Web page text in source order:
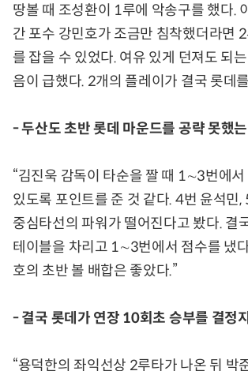
땅볼 때 조성환이 1루에 악송구를 했다.
간 포수 강민호가 조금만 침착했더라면
를 잡을 수 있었다. 여유 있게 던져도 되
음이 급했다. 2개의 플레이가 결국 롯데
- 두산도 초반 롯데 마운드를 공략 못했
“김진욱 감독이 타순을 짤 때 1∼3번에
있도록 포인트를 준 것 같다. 4번 윤석민,
중심타선의 파워가 떨어진다고 봤다. 결
테이블을 차리고 1∼3번에서 점수를 냈
호의 초반 볼 배합은 좋았다.”
- 결국 롯데가 연장 10회초 승부를 결정
“용덕한의 좌익선상 2루타가 나온 뒤 박